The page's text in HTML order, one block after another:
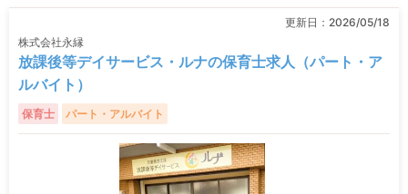
更新日： 2026/05/18
株式会社永縁
放課後等デイサービス・ルナの保育士求人（パート・ア
ルバイト）
保育士 パート・アルバイト